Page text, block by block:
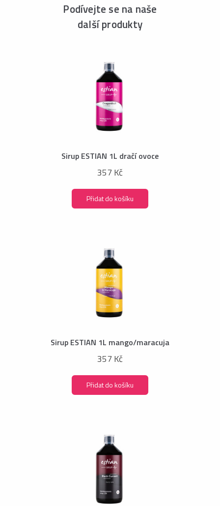
Podívejte se na naše
další produkty
Sirup ESTIAN 1L dračí ovoce
357 Kč
Přidat do košíku
Sirup ESTIAN 1L mango/maracuja
357 Kč
Přidat do košíku